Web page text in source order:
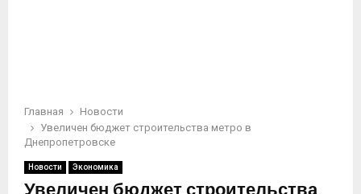
Главная
Новости
Увеличен бюджет строительства метро в
Днепропетровске
Новости Экономика